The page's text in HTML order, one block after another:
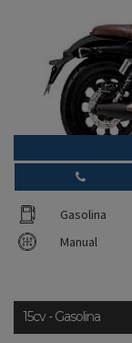
Gasolina
Manual
15cv - Gasolina